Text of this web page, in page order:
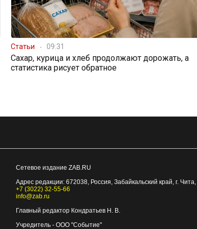
Статьи 09:31
Сахар, курица и хлеб продолжают дорожать, а
статистика рисует обратное
Сетевое издание ZAB.RU
Адрес редакции: 672038, Россия, Забайкальский край, г. Чита,
+7 (3022) 32-55-66
info@zab.ru
Главный редактор Кондратьев Н. В.
Учредитель - ООО "Событие"